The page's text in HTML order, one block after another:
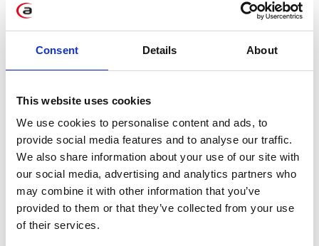
Consent Details About
This website uses cookies
We use cookies to personalise content and ads, to
provide social media features and to analyse our traffic.
We also share information about your use of our site with
our social media, advertising and analytics partners who
may combine it with other information that you’ve
provided to them or that they’ve collected from your use
of their services.
KATEGORIE
Aktualności prawne